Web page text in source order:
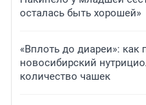
осталась быть хорошей»
«Вплоть до диареи»:
новосибирский
количество чашек